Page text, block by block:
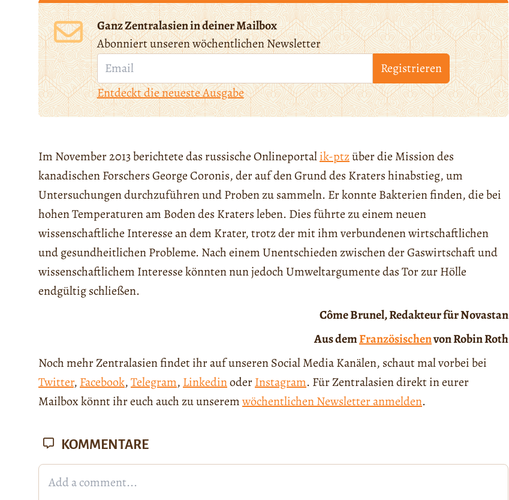
Ganz Zentralasien in deiner Mailbox
Abonniert unseren wöchentlichen Newsletter
Registrieren
Entdeckt die neueste Ausgabe
Im November 2013 berichtete das russische Onlineportalik-ptzüber die Mission des
kanadischen Forschers George Coronis, der auf den Grund des Kraters hinabstieg, um
Untersuchungen durchzuführen und Proben zu sammeln. Er konnte Bakterien finden, die bei
hohen Temperaturen am Boden des Kraters leben. Dies führte zu einem neuen
wissenschaftliche Interesse an dem Krater, trotz der mit ihm verbundenen wirtschaftlichen
und gesundheitlichen Probleme. Nach einem Unentschieden zwischen der Gaswirtschaft und
wissenschaftlichem Interesse könnten nun jedoch Umweltargumente das Tor zur Hölle
endgültig schließen.
Côme Brunel, Redakteur für Novastan
Aus demFranzösischenvon Robin Roth
Noch mehr Zentralasien findet ihr auf unseren Social Media Kanälen, schaut mal vorbei bei
Twitter, Facebook,Telegram, LinkedinoderInstagram. Für Zentralasien direkt in eurer
Mailbox könnt ihr euch auch zu unseremwöchentlichen Newsletter anmelden.
KOMMENTARE